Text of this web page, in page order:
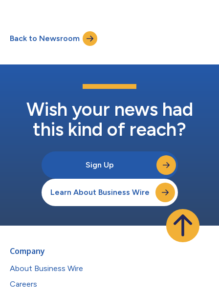
versterkt het bedrijf zijn commerciële momentum en breidt het
zijn aanwezigheid uit in een van zijn belangrijkste strategische
groeimarkten. In het kader v...
Back to Newsroom
Wish your news had
this kind of reach?
Sign Up
Learn About Business Wire
Company
About Business Wire
Careers